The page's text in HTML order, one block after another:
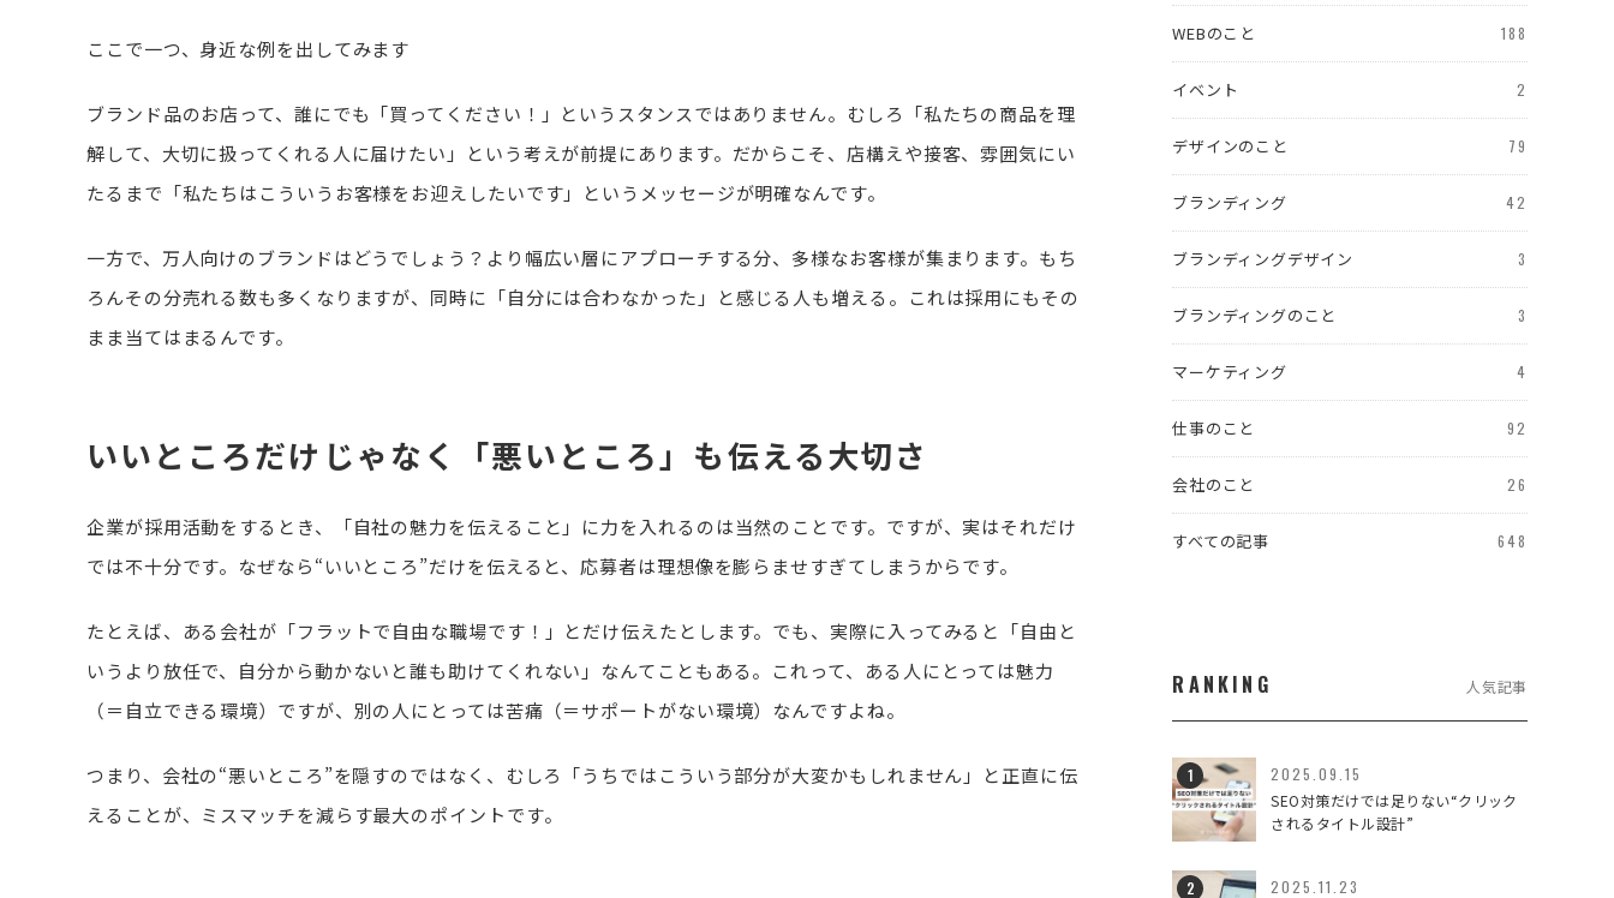
ここで一つ、身近な例を出してみます
ブランド品のお店って、誰にでも「買ってください！」というスタンスではありません。むしろ「私たちの商品を理
解して、大切に扱ってくれる人に届けたい」という考えが前提にあります。だからこそ、店構えや接客、雰囲気にい
たるまで「私たちはこういうお客様をお迎えしたいです」というメッセージが明確なんです。
一方で、万人向けのブランドはどうでしょう？より幅広い層にアプローチする分、多様なお客様が集まります。もち
ろんその分売れる数も多くなりますが、同時に「自分には合わなかった」と感じる人も増える。これは採用にもその
まま当てはまるんです。
いいところだけじゃなく「悪いところ」も伝える大切さ
企業が採用活動をするとき、「自社の魅力を伝えること」に力を入れるのは当然のことです。ですが、実はそれだけ
では不十分です。なぜなら“いいところ”だけを伝えると、応募者は理想像を膨らませすぎてしまうからです。
たとえば、ある会社が「フラットで自由な職場です！」とだけ伝えたとします。でも、実際に入ってみると「自由と
いうより放任で、自分から動かないと誰も助けてくれない」なんてこともある。これって、ある人にとっては魅力
（＝自立できる環境）ですが、別の人にとっては苦痛（＝サポートがない環境）なんですよね。
つまり、会社の“悪いところ”を隠すのではなく、むしろ「うちではこういう部分が大変かもしれません」と正直に伝
えることが、ミスマッチを減らす最大のポイントです。
WEBのこと 188
イベント 2
デザインのこと 79
ブランディング 42
ブランディングデザイン 3
ブランディングのこと 3
マーケティング 4
仕事のこと 92
会社のこと 26
すべての記事 648
RANKING 人気記事
2025.09.15
SEO対策だけでは足りない“クリック
されるタイトル設計”
2025.11.23